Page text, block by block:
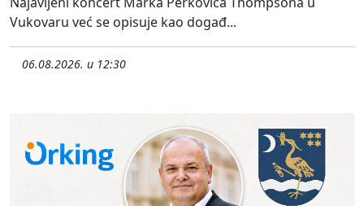
Vukovaru već se opisuje kao događ...
06.08.2026. u 12:30